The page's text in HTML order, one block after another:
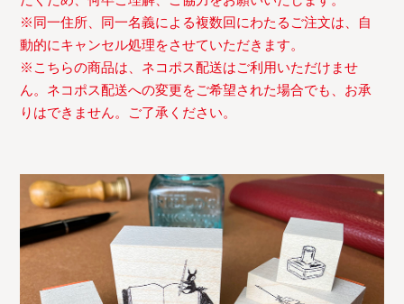
※同一住所、同一名義による複数回にわたるご注文は、自
動的にキャンセル処理をさせていただきます。
※こちらの商品は、ネコポス配送はご利用いただけませ
ん。ネコポス配送への変更をご希望された場合でも、お承
りはできません。ご了承ください。